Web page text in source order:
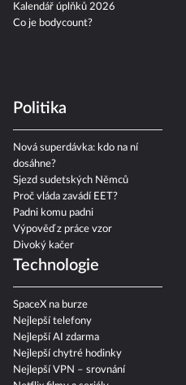
Kalendář úplňků 2026
Co je bodycount?
Politika
Nová superdávka: kdo na ní
dosáhne?
Sjezd sudetských Němců
Proč vláda zavádí EET?
Padni komu padni
Výpověď z práce vzor
Divoký kačer
Technologie
SpaceX na burze
Nejlepší telefony
Nejlepší AI zdarma
Nejlepší chytré hodinky
Nejlepší VPN – srovnání